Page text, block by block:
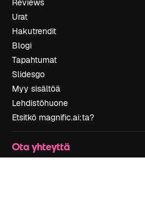
Reviews
Urat
Hakutrendit
Blogi
Tapahtumat
Slidesgo
Myy sisältöä
Lehdistöhuone
Etsitkö magnific.ai:ta?
Ota yhteyttä